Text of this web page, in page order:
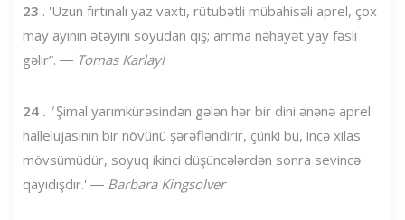
23 . 'Uzun fırtınalı yaz vaxtı, rütubətli mübahisəli aprel, çox
may ayının ətəyini soyudan qış; amma nəhayət yay fəsli
gəlir”. ― Tomas Karlayl
24 . ' Şimal yarımkürəsindən gələn hər bir dini ənənə aprel
hallelujasının bir növünü şərəfləndirir, çünki bu, incə xilas
mövsümüdür, soyuq ikinci düşüncələrdən sonra sevincə
qayıdışdır.' ― Barbara Kingsolver